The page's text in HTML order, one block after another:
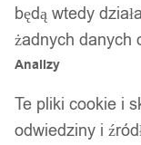
MATA
439,00zł
będą wtedy
żadnych danych
Analizy
Te pliki cookie i
odwiedziny i